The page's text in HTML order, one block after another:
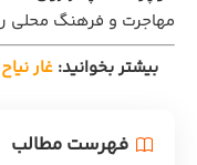
مهاجرت و فرهنگ محلی
بیشتر بخوانید:
فهرست مطالب